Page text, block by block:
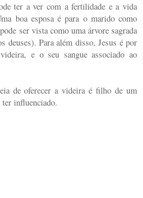
ter a ver com a fertilidade e a vida
boa esposa é para o marido como
ser vista como uma árvore sagrada
deuses). Para além disso, Jesus é por
e o seu sangue associado ao
de oferecer a videira é filho de um
ter influenciado.